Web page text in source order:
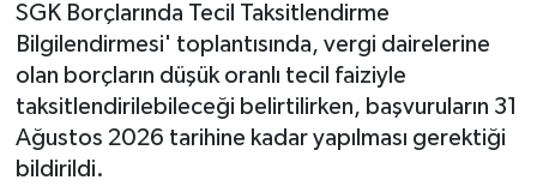
SGK Borçlarında Tecil Taksitlendirme
Bilgilendirmesi' toplantısında, vergi dairelerine
olan borçların düşük oranlı tecil faiziyle
taksitlendirilebileceği belirtilirken, başvuruların 31
Ağustos 2026 tarihine kadar yapılması gerektiği
bildirildi.
Advertising news
Canlı Maç
ÇEVRE
Haber Arşivi